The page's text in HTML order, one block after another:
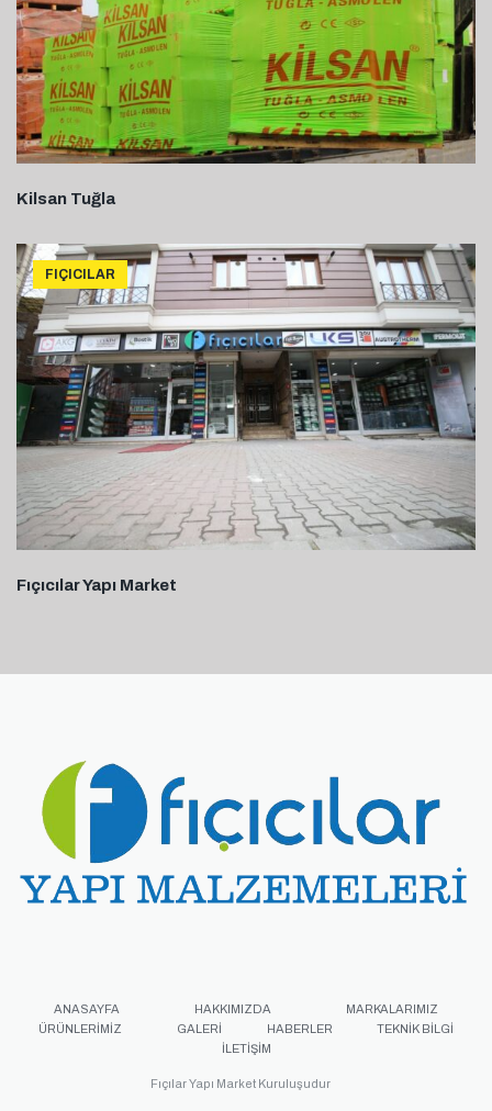
Kilsan Tuğla
FIÇICILAR
Fıçıcılar Yapı Market
ANASAYFA HAKKIMIZDA
MARKALARIMIZ
ÜRÜNLERIMIZ
GALERI HABERLER
TEKNIK BILGI
İLETIŞIM
Fıçılar Yapı Market Kuruluşudur